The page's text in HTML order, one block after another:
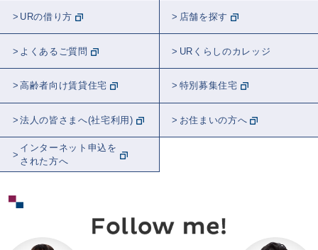
URの借り方 店舗を探す
よくあるご質問 URくらしのカレッジ
高齢者向け賃貸住宅 特別募集住宅
法人の皆さまへ(社宅利用) お住まいの方へ
インターネット申込を
された方へ